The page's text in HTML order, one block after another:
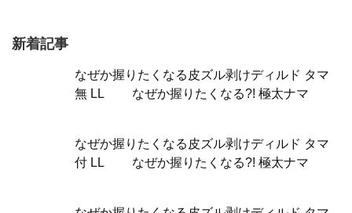
新着記事
なぜか握りたくなる皮ズル剥けディルド タマ
無 LL なぜか握りたくなる?! 極太ナマ
なぜか握りたくなる皮ズル剥けディルド タマ
付 LL なぜか握りたくなる?! 極太ナマ